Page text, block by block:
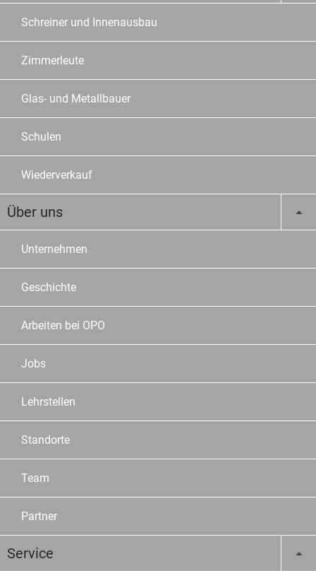
Schreiner und Innenausbau
Zimmerleute
Glas- und Metallbauer
Schulen
Wiederverkauf
Über uns
Unternehmen
Geschichte
Arbeiten bei OPO
Jobs
Lehrstellen
Standorte
Team
Partner
Service